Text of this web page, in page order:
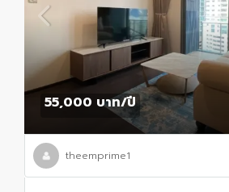
55,000 บาท/ปี
theemprime1